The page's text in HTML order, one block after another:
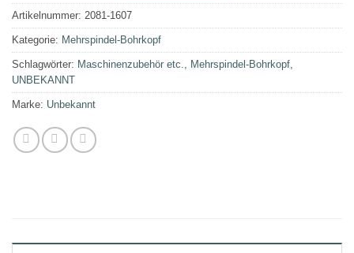
Artikelnummer: 2081-1607
Kategorie: Mehrspindel-Bohrkopf
Schlagwörter: Maschinenzubehör etc., Mehrspindel-Bohrkopf,
UNBEKANNT
Marke: Unbekannt